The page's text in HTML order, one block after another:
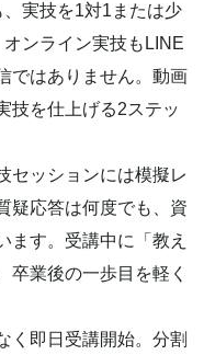
実技を1対1または少
ンライン実技もLINE
ではありません。動画
技を仕上げる2ステッ
セッションには模擬レ
疑応答は何度でも、資
ます。受講中に「教え
卒業後の一歩目を軽く
く即日受講開始。分割